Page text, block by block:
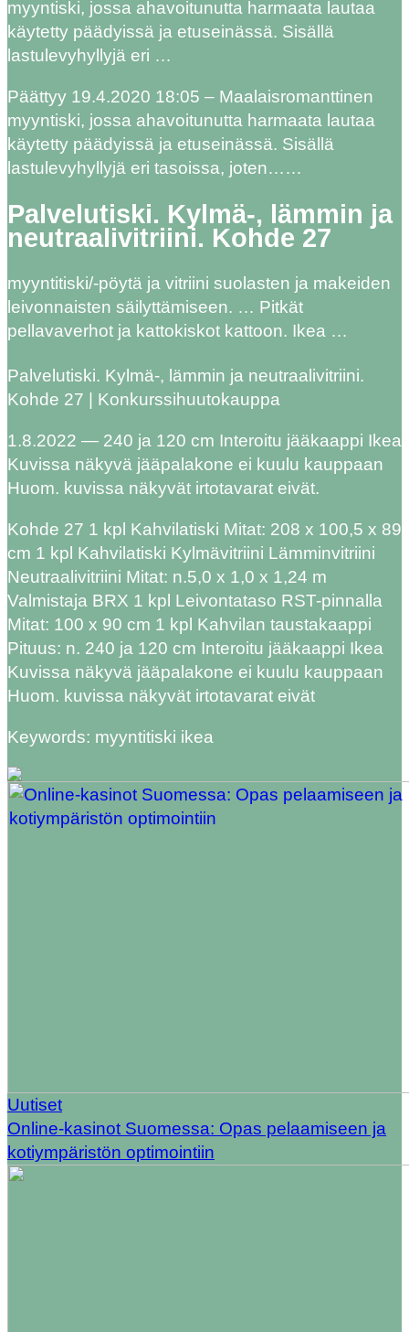
myyntiski, jossa ahavoitunutta harmaata lautaa
käytetty päädyissä ja etuseinässä. Sisällä
lastulevyhyllyjä eri …
Päättyy 19.4.2020 18:05 – Maalaisromanttinen
myyntiski, jossa ahavoitunutta harmaata lautaa
käytetty päädyissä ja etuseinässä. Sisällä
lastulevyhyllyjä eri tasoissa, joten……
Palvelutiski. Kylmä-, lämmin ja
neutraalivitriini. Kohde 27
myyntitiski/-pöytä ja vitriini suolasten ja makeiden
leivonnaisten säilyttämiseen. … Pitkät
pellavaverhot ja kattokiskot kattoon. Ikea …
Palvelutiski. Kylmä-, lämmin ja neutraalivitriini.
Kohde 27 | Konkurssihuutokauppa
1.8.2022 — 240 ja 120 cm Interoitu jääkaappi Ikea
Kuvissa näkyvä jääpalakone ei kuulu kauppaan
Huom. kuvissa näkyvät irtotavarat eivät.
Kohde 27 1 kpl Kahvilatiski Mitat: 208 x 100,5 x 89
cm 1 kpl Kahvilatiski Kylmävitriini Lämminvitriini
Neutraalivitriini Mitat: n.5,0 x 1,0 x 1,24 m
Valmistaja BRX 1 kpl Leivontataso RST-pinnalla
Mitat: 100 x 90 cm 1 kpl Kahvilan taustakaappi
Pituus: n. 240 ja 120 cm Interoitu jääkaappi Ikea
Kuvissa näkyvä jääpalakone ei kuulu kauppaan
Huom. kuvissa näkyvät irtotavarat eivät
Keywords: myyntitiski ikea
Uutiset
Online-kasinot Suomessa: Opas pelaamiseen ja
kotiympäristön optimointiin